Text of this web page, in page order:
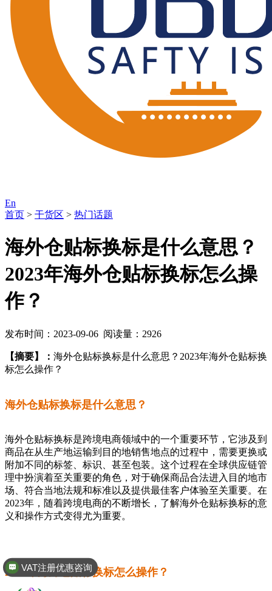
En
首页 > 干货区 > 热门话题
海外仓贴标换标是什么意思？
2023年海外仓贴标换标怎么操
作？
发布时间：2023-09-06 阅读量：2926
【摘要】： 海外仓贴标换标是什么意思？2023年海外仓贴标换
标怎么操作？
海外仓贴标换标是什么意思？
海外仓贴标换标是跨境电商领域中的一个重要环节，它涉及到
商品在从生产地运输到目的地销售地点的过程中，需要更换或
附加不同的标签、标识、甚至包装。这个过程在全球供应链管
理中扮演着至关重要的角色，对于确保商品合法进入目的地市
场、符合当地法规和标准以及提供最佳客户体验至关重要。在
2023年，随着跨境电商的不断增长，了解海外仓贴标换标的意
义和操作方式变得尤为重要。
2023年海外仓贴标换标怎么操作？
全球商标专利注册